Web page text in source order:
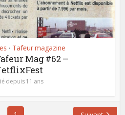
• Tafeur magazine
Mag #62 –
depuis 11 ans